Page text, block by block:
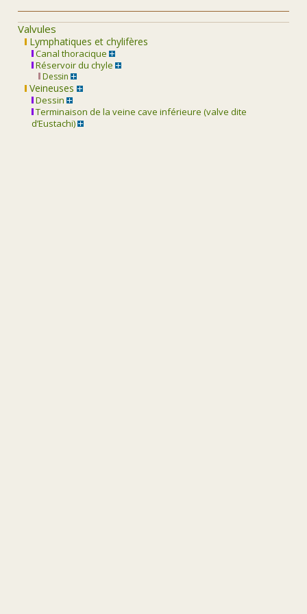
Valvules
Lymphatiques et chylifères
Canal thoracique
Réservoir du chyle
Dessin
Veineuses
Dessin
Terminaison de la veine cave inférieure (valve dite
d’Eustachi)